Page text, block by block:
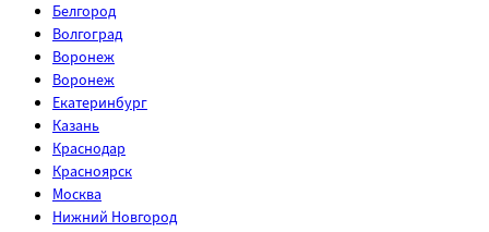
Белгород
Волгоград
Воронеж
Воронеж
Екатеринбург
Казань
Краснодар
Красноярск
Москва
Нижний Новгород